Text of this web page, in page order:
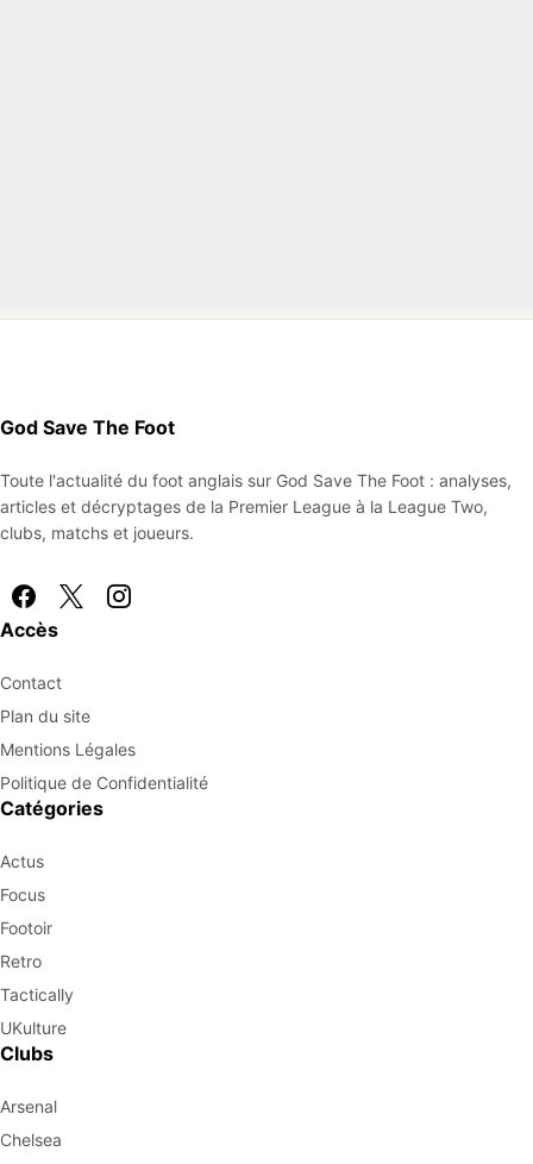
God Save The Foot
Toute l'actualité du foot anglais sur God Save The Foot : analyses,
articles et décryptages de la Premier League à la League Two,
clubs, matchs et joueurs.
Accès
Contact
Plan du site
Mentions Légales
Politique de Confidentialité
Catégories
Actus
Focus
Footoir
Retro
Tactically
UKulture
Clubs
Arsenal
Chelsea